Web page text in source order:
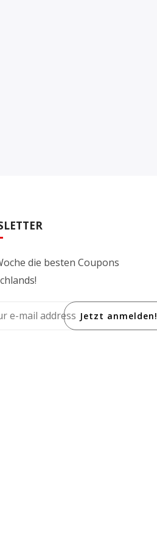
die besten Coupons
Jetzt anmelden!